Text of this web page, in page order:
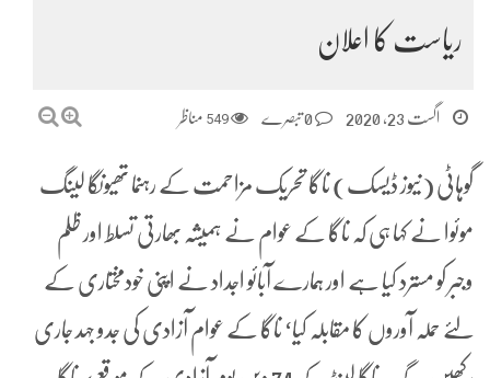
ریاست کا اعلان
اگست 23, 2020 549 مناظر
گوہاٹی (نیوز ڈیسک) ناگا تحریک مزاحمت کے رہنما تھیونگا لینگ
موئوا نے کہا ہی کہ ناگا کے عوام نے ہمیشہ بھارتی تسلط اور ظلم
وجبر کو مسترد کیا ہے اور ہمارے آبائو اجداد نے اپنی خودمختاری کے
لئے حملہ آوروں کا مقابلہ کیا‘ ناگا کے عوام آزادی کی جدو جہد جاری